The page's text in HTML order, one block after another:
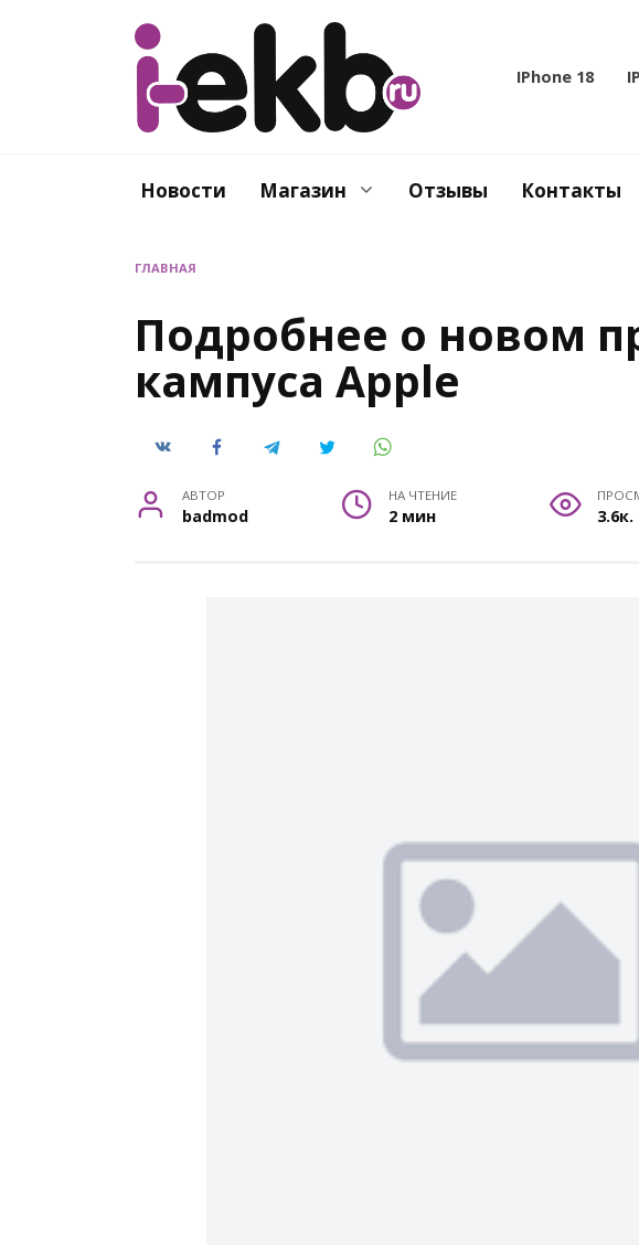
IPhone 18
Новости Магазин Отзывы Контакты
ГЛАВНАЯ
Подробнее о новом
кампуса Apple
АВТОР
badmod
НА ЧТЕНИЕ
2 мин 3.6к.